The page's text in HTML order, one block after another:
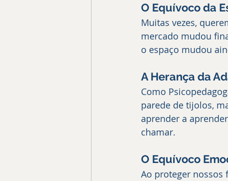
O Equívoco da
Muitas vezes,
mercado mudou
o espaço mudou
A Herança da
Como
parede de tijolos,
aprender a
chamar.
O Equívoco
Ao proteger nossos